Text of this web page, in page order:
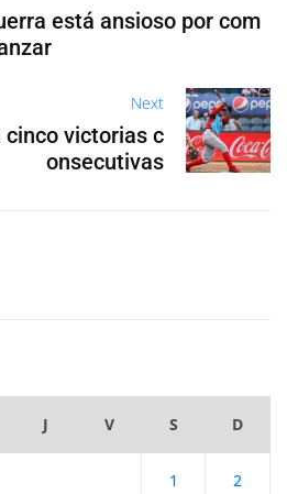
está ansioso por com
Next
cinco victorias c
onsecutivas
J V S D
1 2